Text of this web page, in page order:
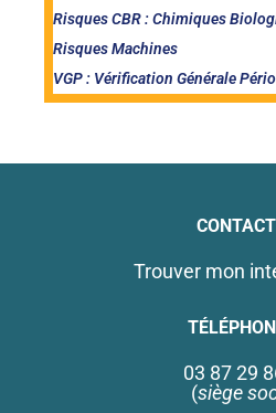
Risques CBR : Chimiques
Risques Machines
VGP : Vérification Générale
CONTACT
Trouver mon
03 87 29
(siège